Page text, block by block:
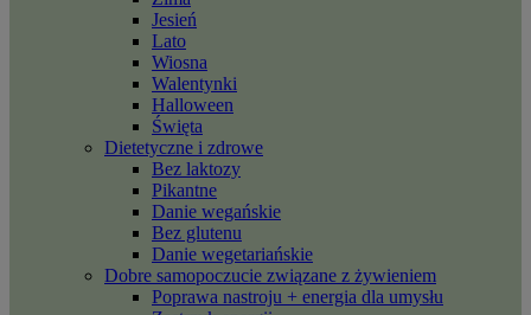
Jesień
Lato
Wiosna
Walentynki
Halloween
Święta
Dietetyczne i zdrowe
Bez laktozy
Pikantne
Danie wegańskie
Bez glutenu
Danie wegetariańskie
Dobre samopoczucie związane z żywieniem
Poprawa nastroju + energia dla umysłu